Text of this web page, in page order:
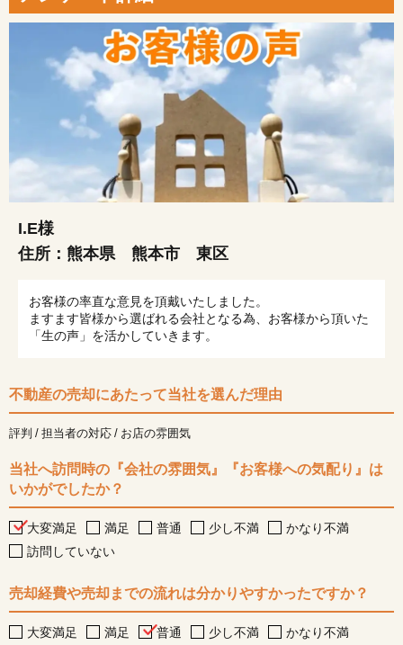
I.E様
住所： 熊本県 熊本市 東区
お客様の率直な意見を頂戴いたしました。
ますます皆様から選ばれる会社となる為、お客様から頂いた
「生の声」を活かしていきます。
不動産の売却にあたって当社を選んだ理由
評判 担当者の対応 お店の雰囲気
当社へ訪問時の『会社の雰囲気』『お客様への気配り』は
いかがでしたか？
大変満足 満足 普通 少し不満
かなり不満
訪問していない
売却経費や売却までの流れは分かりやすかったですか？
大変満足 満足 普通 少し不満 かなり不満